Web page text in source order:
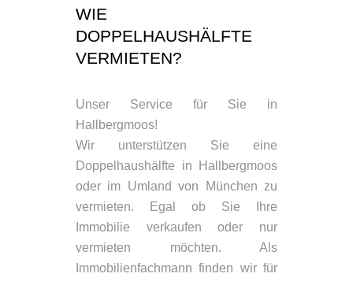
WIE
DOPPELHAUSHÄLFTE
VERMIETEN?
Unser Service für Sie in
Hallbergmoos!
Wir unterstützen Sie eine
Doppelhaushälfte in Hallbergmoos
oder im Umland von München zu
vermieten. Egal ob Sie Ihre
Immobilie verkaufen oder nur
vermieten möchten. Als
Immobilienfachmann finden wir für